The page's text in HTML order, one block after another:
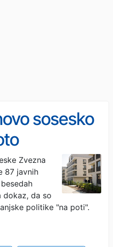
sosesko
Zvezna
87 javnih
dokaz, da so
politike "na poti".